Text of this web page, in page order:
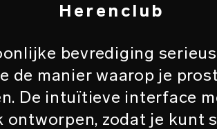
Herenclub
bevrediging
de manier waarop je
De intuïtieve interface
zodat je kunt